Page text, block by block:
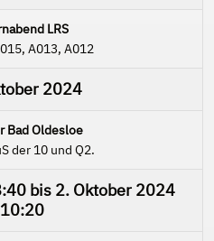
LRS
A013, A012
2024
Bad Oldesloe
der 10 und Q2.
bis 2. Oktober 2024
10:20